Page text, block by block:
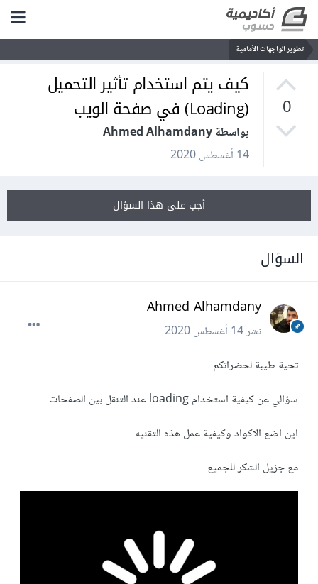
تطوير الواجهات الأمامية
0
كيف يتم استخدام تأثير التحميل
(Loading) في صفحة الويب
بواسطة Ahmed Alhamdany
14 أغسطس 2020
أجب على هذا السؤال
السؤال
Ahmed Alhamdany
نشر14 أغسطس 2020
تحية طيبة لحضراتكم
سؤالي عن كيفية استخدام loading عند التنقل بين الصفحات
اين اضع الاكواد وكيفية عمل هذه التقنيه
مع جزيل الشكر للجميع